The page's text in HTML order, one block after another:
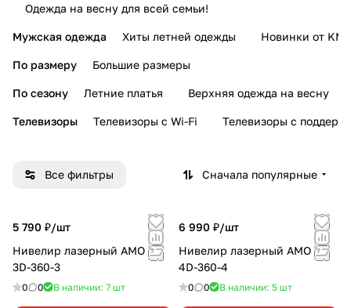
Одежда на весну для всей семьи!
Мужская одежда Хиты летней одежды Новинки от KMI
По размеру Большие размеры
По сезону Летние платья Верхняя одежда на весну
Телевизоры Телевизоры с Wi-Fi Телевизоры с
Все фильтры Сначала популярные
5 790 ₽/шт
Нивелир лазерный AMO LN
3D-360-3
0 0 В наличии: 7 шт
6 990 ₽/шт
Нивелир лазерный AMO LN
4D-360-4
0 0 В наличии: 5 шт